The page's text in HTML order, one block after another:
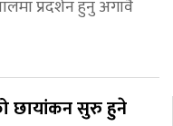
प्रदर्शन हुनु अगावै
छायांकन सुरु हुने